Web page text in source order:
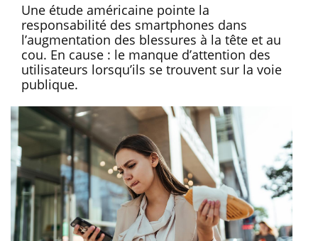
Une étude américaine pointe la
responsabilité des smartphones dans
l’augmentation des blessures à la tête et au
cou. En cause : le manque d’attention des
utilisateurs lorsqu’ils se trouvent sur la voie
publique.